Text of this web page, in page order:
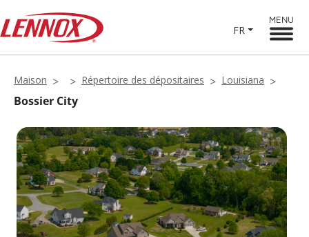
FR
MENU
Maison Répertoire des dépositaires Louisiana
Bossier City